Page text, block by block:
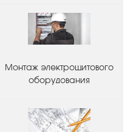
Монтаж электрощитового
оборудования